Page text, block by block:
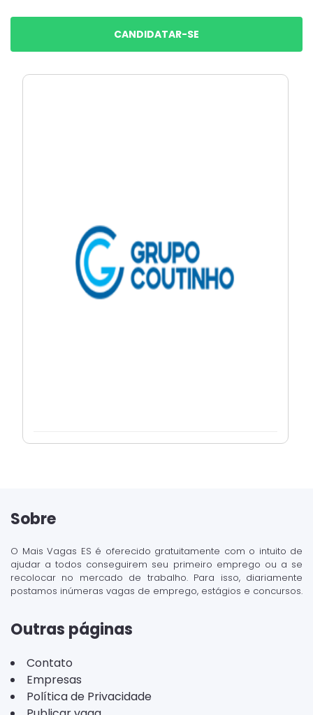
CANDIDATAR-SE
Sobre
O Mais Vagas ES é oferecido gratuitamente com o intuito de
ajudar a todos conseguirem seu primeiro emprego ou a se
recolocar no mercado de trabalho. Para isso, diariamente
postamos inúmeras vagas de emprego, estágios e concursos.
Outras páginas
Contato
Empresas
Política de Privacidade